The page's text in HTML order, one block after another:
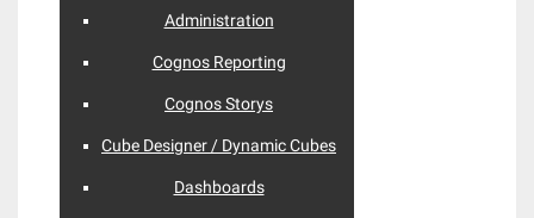
Administration
Cognos Reporting
Cognos Storys
Cube Designer / Dynamic Cubes
Dashboards